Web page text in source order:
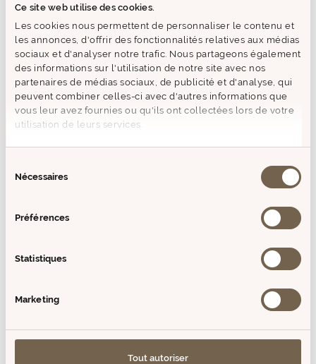
Ce site web utilise des cookies.
Les cookies nous permettent de personnaliser le contenu et
les annonces, d'offrir des fonctionnalités relatives aux médias
sociaux et d'analyser notre trafic. Nous partageons également
des informations sur l'utilisation de notre site avec nos
partenaires de médias sociaux, de publicité et d'analyse, qui
peuvent combiner celles-ci avec d'autres informations que
vous leur avez fournies ou qu'ils ont collectées lors de votre
utilisation de leurs services.
duNécessaires
Préférences
Statistiques
Marketing
Tout autoriser
MODE D'EMPLOI
COMPOSITION
+ D'INFOS
PRODUITS SIMILAIRES
vente
Prix
de
vente